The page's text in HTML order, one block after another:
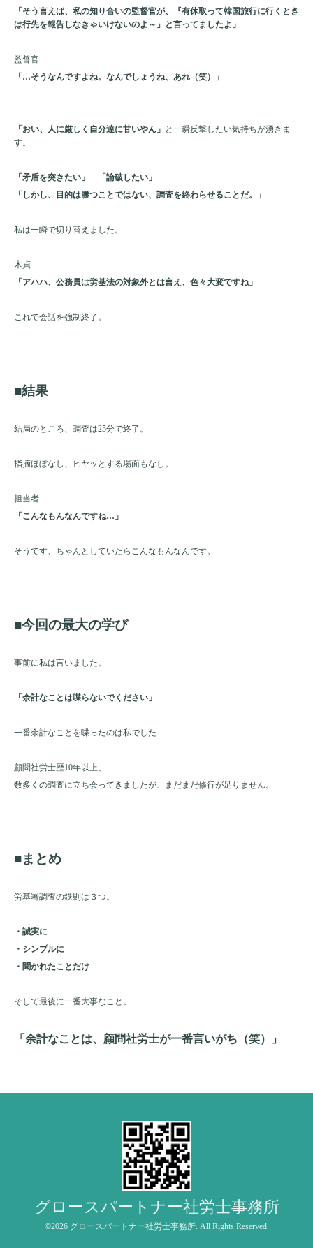
「そう言えば、私の知り合いの監督官が、『有休取って韓国旅行に行くとき
は行先を報告しなきゃいけないのよ～』と言ってましたよ」
監督官
「…そうなんですよね。なんでしょうね、あれ（笑）」
「おい、人に厳しく自分達に甘いやん」 と一瞬反撃したい気持ちが湧きま
す。
「矛盾を突きたい」 「論破したい」
「しかし、目的は勝つことではない、調査を終わらせることだ。」
私は一瞬で切り替えました。
木貞
「アハハ、公務員は労基法の対象外とは言え、色々大変ですね」
これで会話を強制終了。
■結果
結局のところ、調査は25分で終了。
指摘ほぼなし、ヒヤッとする場面もなし。
担当者
「こんなもんなんですね…」
そうです、ちゃんとしていたらこんなもんなんです。
■今回の最大の学び
事前に私は言いました。
「余計なことは喋らないでください」
一番余計なことを喋ったのは私でした…
顧問社労士歴10年以上、
数多くの調査に立ち会ってきましたが、まだまだ修行が足りません。
■まとめ
労基署調査の鉄則は３つ。
・誠実に
・シンプルに
・聞かれたことだけ
そして最後に一番大事なこと。
「余計なことは、顧問社労士が一番言いがち（笑）」
グロースパートナー社労士事務所
©2026 グロースパートナー社労士事務所. All Rights Reserved.